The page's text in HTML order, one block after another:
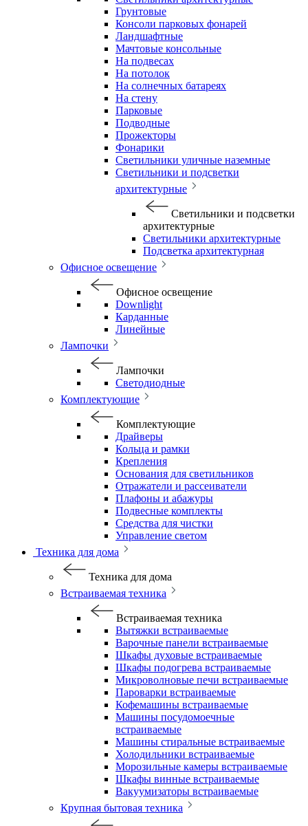
Грунтовые
Консоли парковых фонарей
Ландшафтные
Мачтовые консольные
На подвесах
На потолок
На солнечных батареях
На стену
Парковые
Подводные
Прожекторы
Фонарики
Светильники уличные наземные
Светильники и подсветки
архитектурные
Светильники и подсветки
архитектурные
Светильники архитектурные
Подсветка архитектурная
Офисное освещение
Офисное освещение
Downlight
Карданные
Линейные
Лампочки
Лампочки
Светодиодные
Комплектующие
Комплектующие
Драйверы
Кольца и рамки
Крепления
Основания для светильников
Отражатели и рассеиватели
Плафоны и абажуры
Подвесные комплекты
Средства для чистки
Управление светом
Техника для дома
Техника для дома
Встраиваемая техника
Встраиваемая техника
Вытяжки встраиваемые
Варочные панели встраиваемые
Шкафы духовые встраиваемые
Шкафы подогрева встраиваемые
Микроволновые печи встраиваемые
Пароварки встраиваемые
Кофемашины встраиваемые
Машины посудомоечные
встраиваемые
Машины стиральные встраиваемые
Холодильники встраиваемые
Морозильные камеры встраиваемые
Шкафы винные встраиваемые
Вакуумизаторы встраиваемые
Крупная бытовая техника